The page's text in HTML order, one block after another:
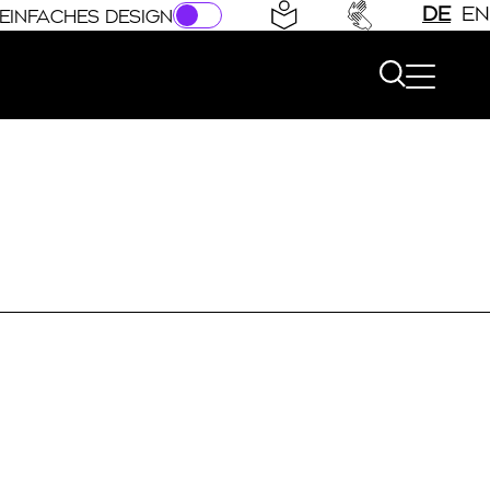
EINFACHES DESIGN DE EN